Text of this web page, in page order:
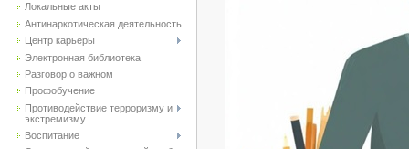
Локальные акты
Антинаркотическая деятельность
Центр карьеры
Электронная библиотека
Разговор о важном
Профобучение
Противодействие терроризму и
экстремизму
Воспитание